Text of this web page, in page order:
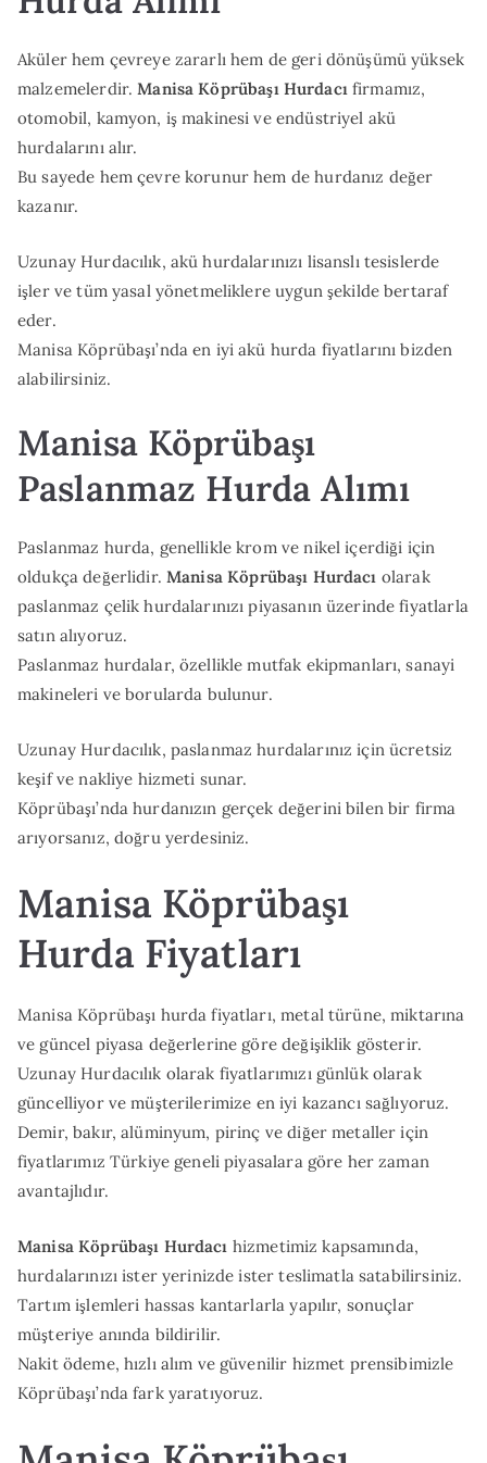
Aküler hem çevreye zararlı hem de geri dönüşümü yüksek
malzemelerdir. Manisa Köprübaşı Hurdacı firmamız,
otomobil, kamyon, iş makinesi ve endüstriyel akü
hurdalarını alır.
Bu sayede hem çevre korunur hem de hurdanız değer
kazanır.
Uzunay Hurdacılık, akü hurdalarınızı lisanslı tesislerde
işler ve tüm yasal yönetmeliklere uygun şekilde bertaraf
eder.
Manisa Köprübaşı’nda en iyi akü hurda fiyatlarını bizden
alabilirsiniz.
Manisa Köprübaşı
Paslanmaz Hurda Alımı
Paslanmaz hurda, genellikle krom ve nikel içerdiği için
oldukça değerlidir. Manisa Köprübaşı Hurdacı olarak
paslanmaz çelik hurdalarınızı piyasanın üzerinde fiyatlarla
satın alıyoruz.
Paslanmaz hurdalar, özellikle mutfak ekipmanları, sanayi
makineleri ve borularda bulunur.
Uzunay Hurdacılık, paslanmaz hurdalarınız için ücretsiz
keşif ve nakliye hizmeti sunar.
Köprübaşı’nda hurdanızın gerçek değerini bilen bir firma
arıyorsanız, doğru yerdesiniz.
Manisa Köprübaşı
Hurda Fiyatları
Manisa Köprübaşı hurda fiyatları, metal türüne, miktarına
ve güncel piyasa değerlerine göre değişiklik gösterir.
Uzunay Hurdacılık olarak fiyatlarımızı günlük olarak
güncelliyor ve müşterilerimize en iyi kazancı sağlıyoruz.
Demir, bakır, alüminyum, pirinç ve diğer metaller için
fiyatlarımız Türkiye geneli piyasalara göre her zaman
avantajlıdır.
Manisa Köprübaşı Hurdacı hizmetimiz kapsamında,
hurdalarınızı ister yerinizde ister teslimatla satabilirsiniz.
Tartım işlemleri hassas kantarlarla yapılır, sonuçlar
müşteriye anında bildirilir.
Nakit ödeme, hızlı alım ve güvenilir hizmet prensibimizle
Köprübaşı’nda fark yaratıyoruz.